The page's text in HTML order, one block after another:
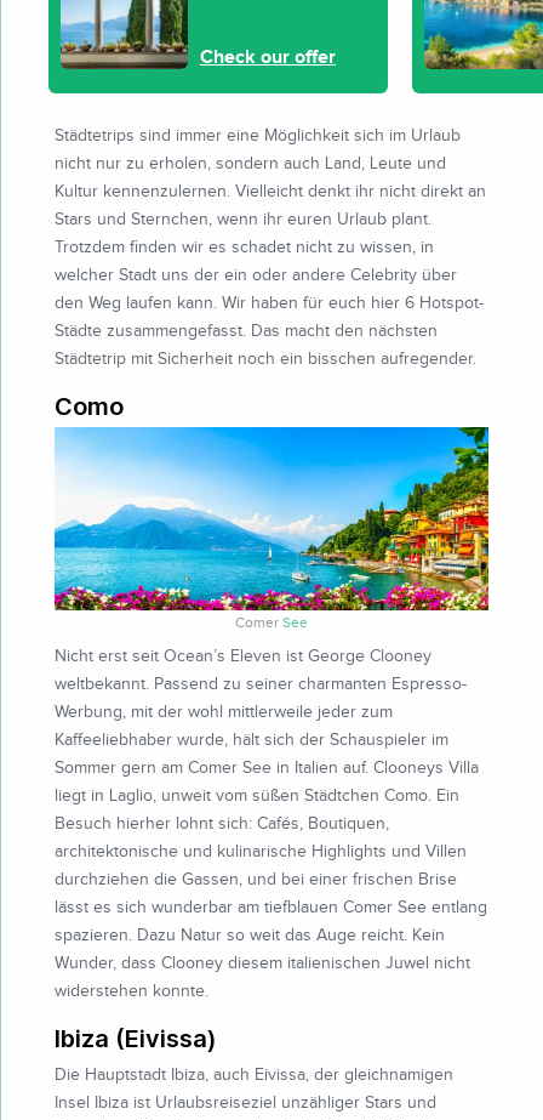
Check our offer
Städtetrips sind immer eine Möglichkeit sich im Urlaub
nicht nur zu erholen, sondern auch Land, Leute und
Kultur kennenzulernen. Vielleicht denkt ihr nicht direkt an
Stars und Sternchen, wenn ihr euren Urlaub plant.
Trotzdem finden wir es schadet nicht zu wissen, in
welcher Stadt uns der ein oder andere Celebrity über
den Weg laufen kann. Wir haben für euch hier 6 Hotspot-
Städte zusammengefasst. Das macht den nächsten
Städtetrip mit Sicherheit noch ein bisschen aufregender.
Como
Comer See
Nicht erst seit Ocean’s Eleven ist George Clooney
weltbekannt. Passend zu seiner charmanten Espresso-
Werbung, mit der wohl mittlerweile jeder zum
Kaffeeliebhaber wurde, hält sich der Schauspieler im
Sommer gern am Comer See in Italien auf. Clooneys Villa
liegt in Laglio, unweit vom süßen Städtchen Como. Ein
Besuch hierher lohnt sich: Cafés, Boutiquen,
architektonische und kulinarische Highlights und Villen
durchziehen die Gassen, und bei einer frischen Brise
lässt es sich wunderbar am tiefblauen Comer See entlang
spazieren. Dazu Natur so weit das Auge reicht. Kein
Wunder, dass Clooney diesem italienischen Juwel nicht
widerstehen konnte.
Ibiza (Eivissa)
Die Hauptstadt Ibiza, auch Eivissa, der gleichnamigen
Insel Ibiza ist Urlaubsreiseziel unzähliger Stars und